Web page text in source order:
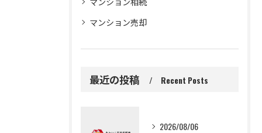
マンション売却
最近の投稿 Recent Posts
2026/08/06